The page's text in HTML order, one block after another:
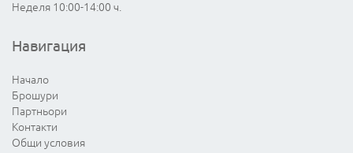
Неделя 10:00-14:00 ч.
Навигация
Начало
Брошури
Партньори
Контакти
Общи условия